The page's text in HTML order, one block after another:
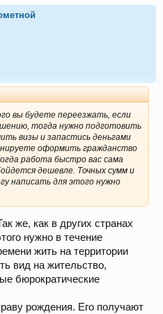
вы будете переезжать, если
тогда нужно подготовить
визы и запастись деньгами
оформить гражданство
работа быстро вас сама
дешевле. Точных сумм и
написать для этого нужно
же, как в других странах
нужно в течение
жить на территории
вид на жительство,
бюрократические
рождения. Его получают